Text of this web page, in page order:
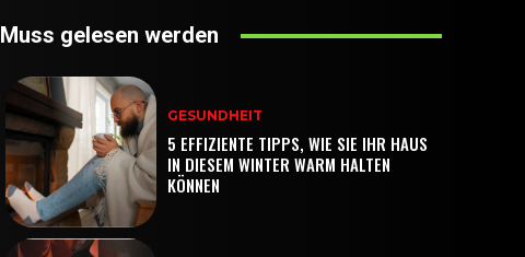
Muss gelesen werden
GESUNDHEIT
5 EFFIZIENTE TIPPS, WIE SIE IHR HAUS
IN DIESEM WINTER WARM HALTEN
KÖNNEN